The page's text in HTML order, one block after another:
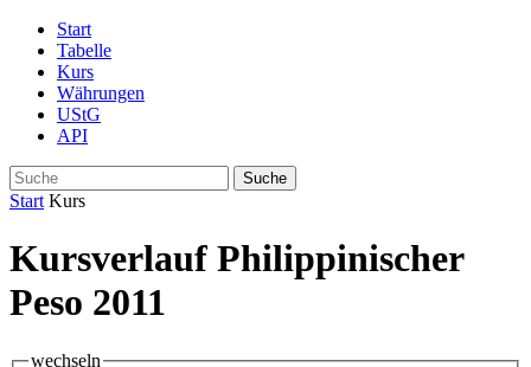
Start
Tabelle
Kurs
Währungen
UStG
API
Suche
Start Kurs
Kursverlauf Philippinischer
Peso 2011
wechseln